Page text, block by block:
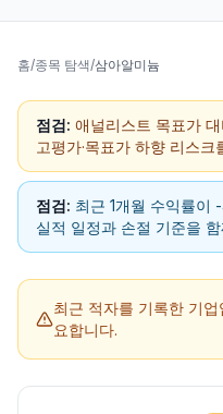
홈/종목 탐색/삼아알미늄
점검: 애널리스트 목표가
고평가·목표가 하향 리스크
점검: 최근 1개월 수익률이
실적 일정과 손절 기준을
최근 적자를 기록한 기업
요합니다.